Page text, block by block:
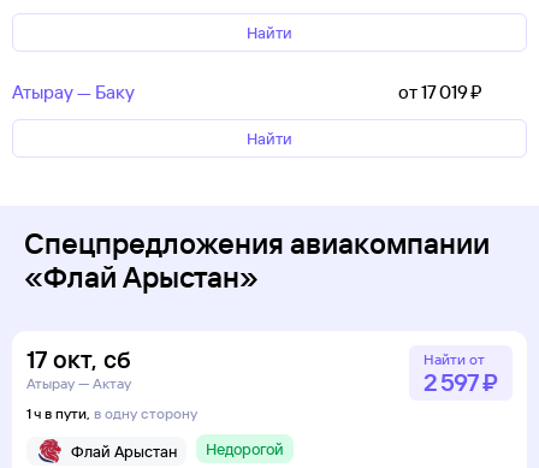
Найти
Атырау — Баку от 17 ⁠019 ⁠₽
Найти
Спецпредложения авиакомпании
«Флай Арыстан»
17 окт, сб
Атырау — Актау
1 ч в пути, в одну сторону
Флай Арыстан Недорогой
Найти от
2 ⁠597 ⁠₽